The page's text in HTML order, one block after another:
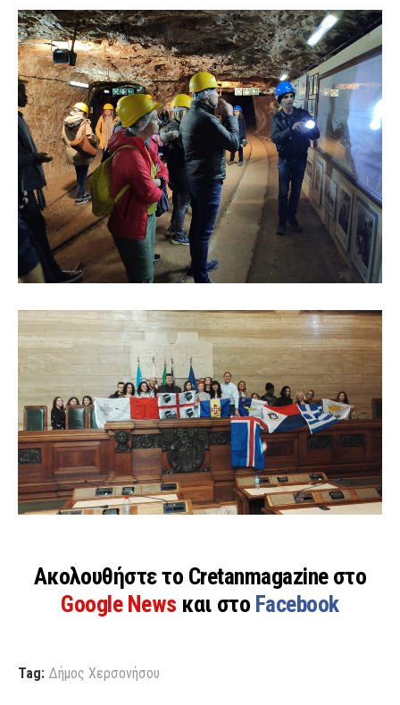
Ακολουθήστε το Cretanmagazine στο
Google News και στο Facebook
Tag: Δήμος Χερσονήσου